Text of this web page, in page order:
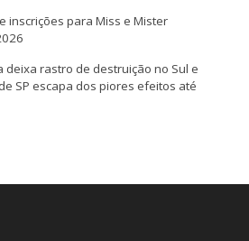
inscrições para Miss e Mister
deixa rastro de destruição no Sul e
SP escapa dos piores efeitos até